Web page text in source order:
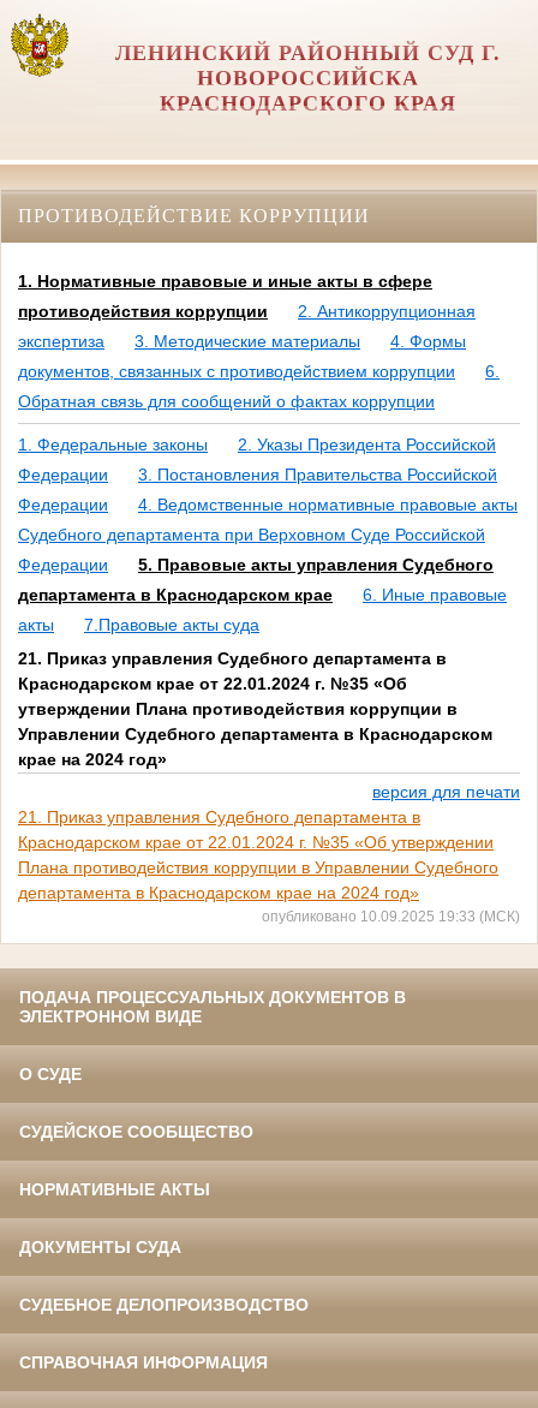
ЛЕНИНСКИЙ РАЙОННЫЙ СУД Г.
НОВОРОССИЙСКА
КРАСНОДАРСКОГО КРАЯ
ПРОТИВОДЕЙСТВИЕ КОРРУПЦИИ
1. Нормативные правовые и иные акты в сфере
противодействия коррупции
2. Антикоррупционная
экспертиза
3. Методические материалы
4. Формы
документов, связанных с противодействием коррупции
6.
Обратная связь для сообщений о фактах коррупции
1. Федеральные законы
2. Указы Президента Российской
Федерации
3. Постановления Правительства Российской
Федерации
4. Ведомственные нормативные правовые акты
Судебного департамента при Верховном Суде Российской
Федерации
5. Правовые акты управления Судебного
департамента в Краснодарском крае
6. Иные правовые
акты
7.Правовые акты суда
21. Приказ управления Судебного департамента в
Краснодарском крае от 22.01.2024 г. №35 «Об
утверждении Плана противодействия коррупции в
Управлении Судебного департамента в Краснодарском
крае на 2024 год»
версия для печати
21. Приказ управления Судебного департамента в
Краснодарском крае от 22.01.2024 г. №35 «Об утверждении
Плана противодействия коррупции в Управлении Судебного
департамента в Краснодарском крае на 2024 год»
опубликовано 10.09.2025 19:33 (МСК)
ПОДАЧА ПРОЦЕССУАЛЬНЫХ ДОКУМЕНТОВ В
ЭЛЕКТРОННОМ ВИДЕ
О СУДЕ
СУДЕЙСКОЕ СООБЩЕСТВО
НОРМАТИВНЫЕ АКТЫ
ДОКУМЕНТЫ СУДА
СУДЕБНОЕ ДЕЛОПРОИЗВОДСТВО
СПРАВОЧНАЯ ИНФОРМАЦИЯ